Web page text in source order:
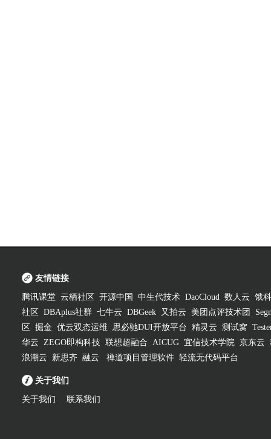
友情链接
腾讯课堂 云栖社区 开源中国 中生代技术 DaoCloud 数人云 饿
社区
DBAplus社群 七牛云 DBGeek 又拍云 美团点评技术团
区
掘金 优云双态运维 思必驰DUI开放平台 精灵云 测试窝
华云 ZEGO即构科技 联想超融合 AICUG 宜信技术学院 京东云
浪潮云
新思齐 融云 禅道项目管理软件 轻流无代码平台
关于我们
关于我们 联系我们